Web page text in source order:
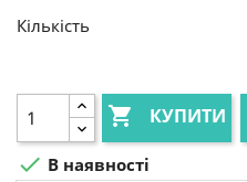
Кількість
 КУПИТИ
 В наявності